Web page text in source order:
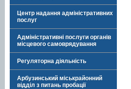
Центр надання адміністративних
послуг
Адміністративні послуги органів
місцевого самоврядування
Регуляторна діяльність
Арбузинський міськрайонний
відділ з питань пробації